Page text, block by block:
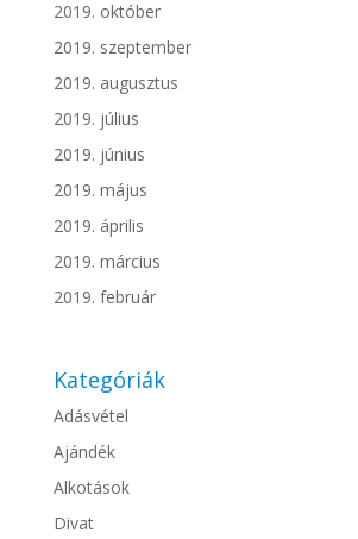
2019. október
2019. szeptember
2019. augusztus
2019. július
2019. június
2019. május
2019. április
2019. március
2019. február
Kategóriák
Adásvétel
Ajándék
Alkotások
Divat